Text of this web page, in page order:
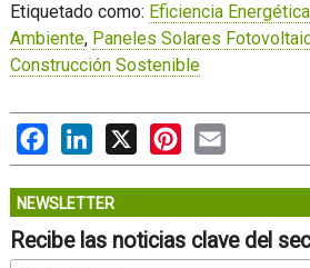
Etiquetado como: Eficiencia Energética
Ambiente, Paneles Solares
Construcción Sostenible
FacebookLinkedIn
X PinterestEmail
NEWSLETTER
Recibe las noticias clave del